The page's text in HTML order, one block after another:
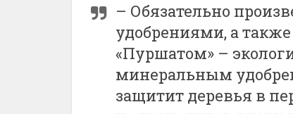
– Обязательно
удобрениями, а
«Пуршатом» –
минеральным
защитит деревья в